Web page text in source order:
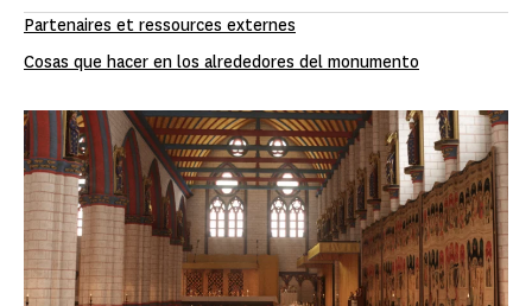
Partenaires et ressources externes
Cosas que hacer en los alrededores del monumento